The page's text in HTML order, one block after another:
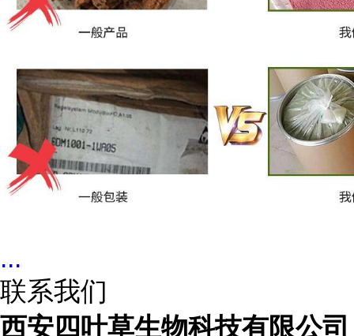
...
联系我们
西安四叶草生物科技有限公司